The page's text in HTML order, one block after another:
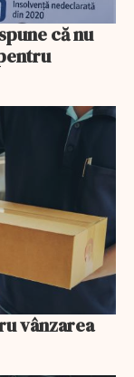
că nu
vânzarea